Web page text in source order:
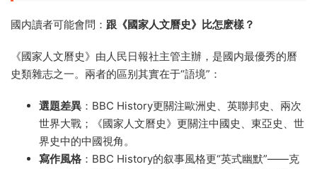
國内讀者可能會問： 跟《國家人文曆史》比怎麽樣？
《國家人文曆史》由人民日報社主管主辦，是國内最優秀的曆
史類雜志之一。兩者的區别其實在于“語境”：
選題差異 ：BBC History更關注歐洲史、英聯邦史、兩次
世界大戰；《國家人文曆史》更關注中國史、東亞史、世
界史中的中國視角。
寫作風格 ：BBC History的叙事風格更“英式幽默”——克